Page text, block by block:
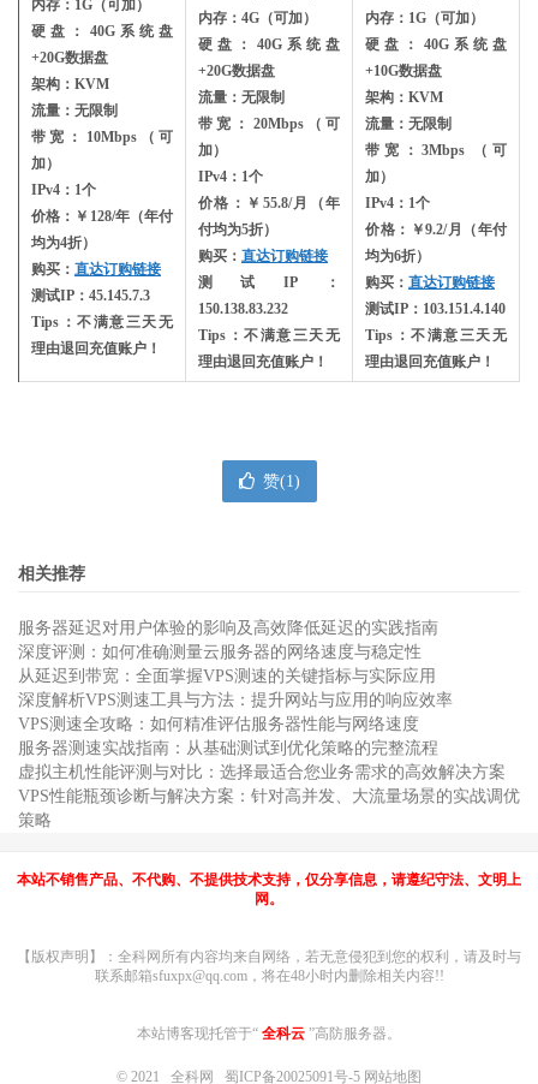
内存：1G（可加）
硬盘：40G系统盘
+20G数据盘
架构：KVM
流量：无限制
带宽：10Mbps（可
加）
IPv4：1个
价格：￥128/年（年付
均为4折）
购买： 直达订购链接
测试IP：45.145.7.3
Tips：不满意三天无
理由退回充值账户！
内存：4G（可加）
硬盘：40G系统盘
+20G数据盘
流量：无限制
带宽：20Mbps（可
加）
IPv4：1个
价格：￥55.8/月（年
付均为5折）
购买： 直达订购链接
测试IP：
150.138.83.232
Tips：不满意三天无
理由退回充值账户！
内存：1G（可加）
硬盘：40G系统盘
+10G数据盘
架构：KVM
流量：无限制
带宽：3Mbps （可
加）
IPv4：1个
价格：￥9.2/月（年付
均为6折）
购买： 直达订购链接
测试IP：103.151.4.140
Tips：不满意三天无
理由退回充值账户！
赞(1)
相关推荐
服务器延迟对用户体验的影响及高效降低延迟的实践指南
深度评测：如何准确测量云服务器的网络速度与稳定性
从延迟到带宽：全面掌握VPS测速的关键指标与实际应用
深度解析VPS测速工具与方法：提升网站与应用的响应效率
VPS测速全攻略：如何精准评估服务器性能与网络速度
服务器测速实战指南：从基础测试到优化策略的完整流程
虚拟主机性能评测与对比：选择最适合您业务需求的高效解决方案
VPS性能瓶颈诊断与解决方案：针对高并发、大流量场景的实战调优
策略
本站不销售产品、不代购、不提供技术支持，仅分享信息，请遵纪守法、文明上
网。
【版权声明】：全科网所有内容均来自网络，若无意侵犯到您的权利，请及时与
联系邮箱sfuxpx@qq.com，将在48小时内删除相关内容!!
本站博客现托管于“ 全科云 ”高防服务器。
© 2021 全科网 蜀ICP备20025091号-5 网站地图